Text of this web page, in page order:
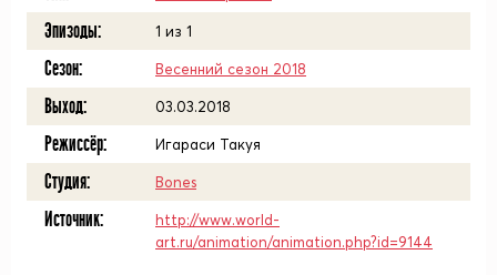
Эпизоды: 1 из 1
Сезон: Весенний сезон 2018
Выход: 03.03.2018
Режиссёр: Игараси Такуя
Студия: Bones
Источник:
http://www.world-
art.ru/animation/animation.php?id=9144